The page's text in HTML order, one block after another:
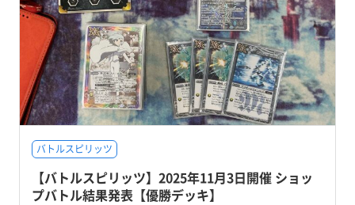
バトルスピリッツ
【バトルスピリッツ】2025年11月3日開催 ショッ
プバトル結果発表【優勝デッキ】